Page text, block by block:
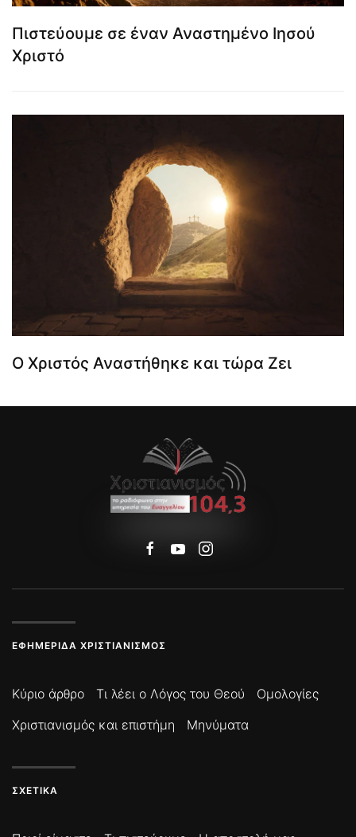
Πιστεύουμε σε έναν Αναστημένο Ιησού
Χριστό
Ο Χριστός Αναστήθηκε και τώρα Ζει
ΕΦΗΜΕΡΊΔΑ ΧΡΙΣΤΙΑΝΙΣΜΌΣ
Κύριο άρθρο Τι λέει ο Λόγος του Θεού
Ομολογίες
Χριστιανισμός και επιστήμη
Μηνύματα
ΣΧΕΤΙΚΆ